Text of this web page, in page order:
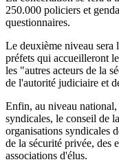
250.000 policiers et
questionnaires.
Le deuxième niveau sera
préfets qui accueilleront
les "autres acteurs de la
de l'autorité judiciaire et
Enfin, au niveau
syndicales, le conseil de
organisations syndicales
de la sécurité privée, des
associations d'élus.